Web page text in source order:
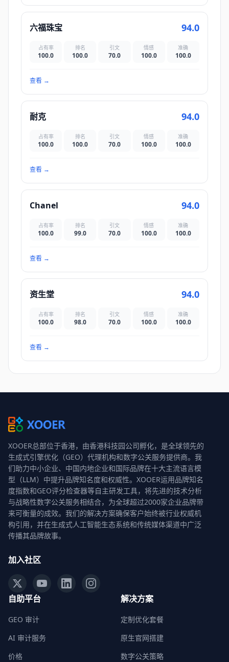
六福珠宝 94.0
占有率
100.0
排名
100.0
引文
70.0
情感
100.0
准确
100.0
查看 →
耐克 94.0
占有率
100.0
排名
100.0
引文
70.0
情感
100.0
准确
100.0
查看 →
Chanel 94.0
占有率
100.0
排名
99.0
引文
70.0
情感
100.0
准确
100.0
查看 →
资生堂 94.0
占有率
100.0
排名
98.0
引文
70.0
情感
100.0
准确
100.0
查看 →
XOOER总部位于香港，由香港科技园公司孵化，是全球领先的
生成式引擎优化（GEO）代理机构和数字公关服务提供商。我
们助力中小企业、中国内地企业和国际品牌在十大主流语言模
型（LLM）中提升品牌知名度和权威性。XOOER运用品牌知名
度指数和GEO评分检查器等自主研发工具，将先进的技术分析
与战略性数字公关服务相结合，为全球超过2000家企业品牌带
来可衡量的成效。我们的解决方案确保客户始终被行业权威机
构引用，并在生成式人工智能生态系统和传统媒体渠道中广泛
传播其品牌故事。
加入社区
自助平台
GEO 审计
AI 审计服务
价格
解决方案
定制优化套餐
原生官网搭建
数字公关策略